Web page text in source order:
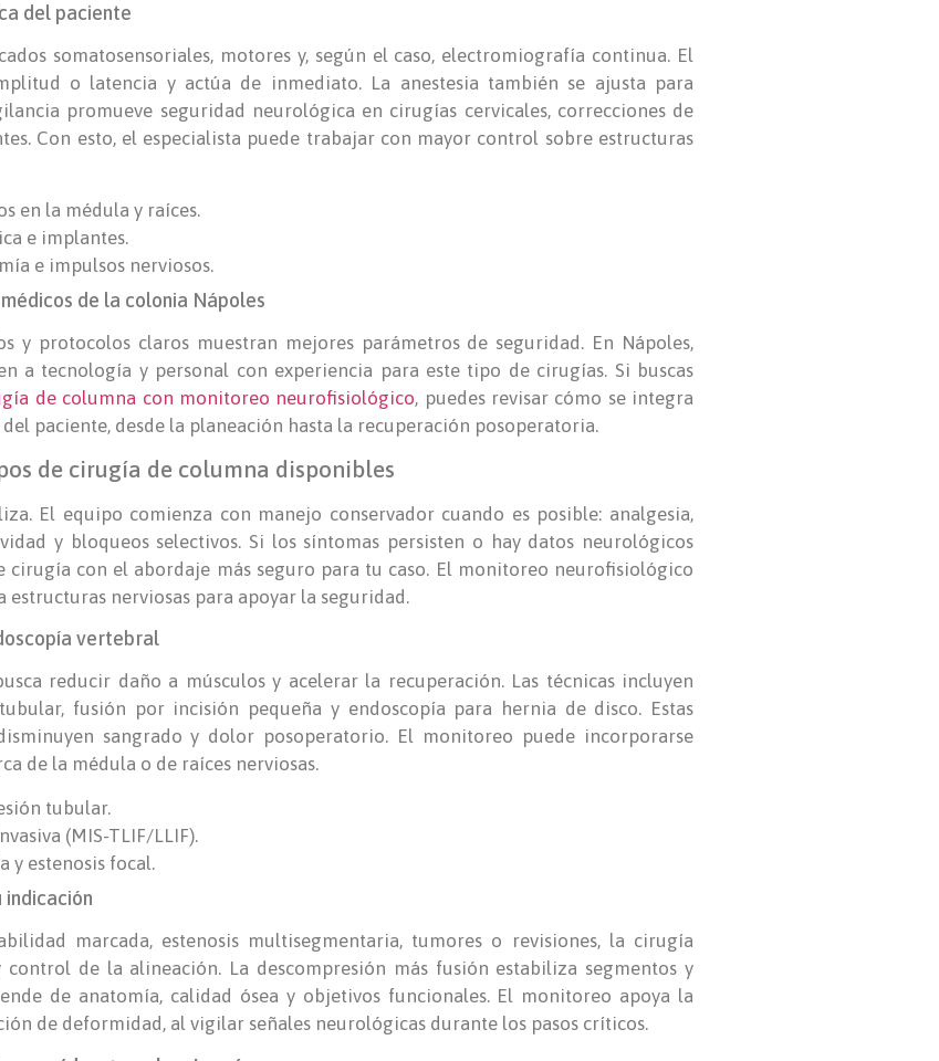
del paciente
somatosensoriales, motores y, según el caso, electromiografía continua. El
o latencia y actúa de inmediato. La anestesia también se ajusta para
promueve seguridad neurológica en cirugías cervicales, correcciones de
Con esto, el especialista puede trabajar con mayor control sobre estructuras
en la médula y raíces.
e implantes.
e impulsos nerviosos.
de la colonia Nápoles
y protocolos claros muestran mejores parámetros de seguridad. En Nápoles,
a tecnología y personal con experiencia para este tipo de cirugías. Si buscas
de columna con monitoreo neurofisiológico, puedes revisar cómo se integra
paciente, desde la planeación hasta la recuperación posoperatoria.
de cirugía de columna disponibles
El equipo comienza con manejo conservador cuando es posible: analgesia,
y bloqueos selectivos. Si los síntomas persisten o hay datos neurológicos
cirugía con el abordaje más seguro para tu caso. El monitoreo neurofisiológico
estructuras nerviosas para apoyar la seguridad.
vertebral
reducir daño a músculos y acelerar la recuperación. Las técnicas incluyen
fusión por incisión pequeña y endoscopía para hernia de disco. Estas
sangrado y dolor posoperatorio. El monitoreo puede incorporarse
de la médula o de raíces nerviosas.
tubular.
(MIS-TLIF/LLIF).
y estenosis focal.
indicación
marcada, estenosis multisegmentaria, tumores o revisiones, la cirugía
de la alineación. La descompresión más fusión estabiliza segmentos y
de anatomía, calidad ósea y objetivos funcionales. El monitoreo apoya la
de deformidad, al vigilar señales neurológicas durante los pasos críticos.